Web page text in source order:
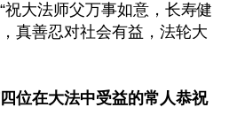
祝大法师父万事如意，长寿健
真善忍对社会有益，法轮大
位在大法中受益的常人恭祝